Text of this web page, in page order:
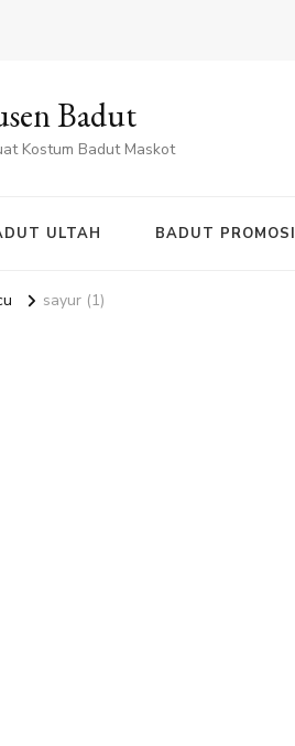
Badut
Kostum Badut Maskot
ULTAH BADUT PROMOSI
sayur (1)